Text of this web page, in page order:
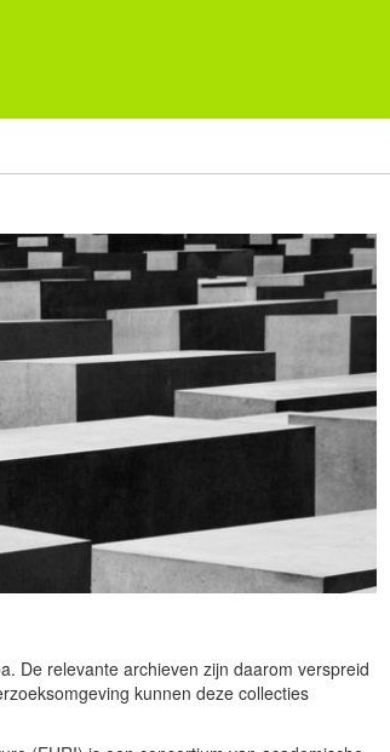
De relevante archieven zijn daarom verspreid
kunnen deze collecties